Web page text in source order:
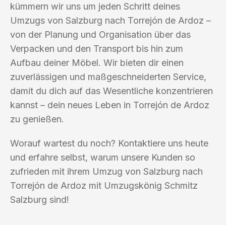
kümmern wir uns um jeden Schritt deines
Umzugs von Salzburg nach Torrejón de Ardoz –
von der Planung und Organisation über das
Verpacken und den Transport bis hin zum
Aufbau deiner Möbel. Wir bieten dir einen
zuverlässigen und maßgeschneiderten Service,
damit du dich auf das Wesentliche konzentrieren
kannst – dein neues Leben in Torrejón de Ardoz
zu genießen.
Worauf wartest du noch? Kontaktiere uns heute
und erfahre selbst, warum unsere Kunden so
zufrieden mit ihrem Umzug von Salzburg nach
Torrejón de Ardoz mit Umzugskönig Schmitz
Salzburg sind!